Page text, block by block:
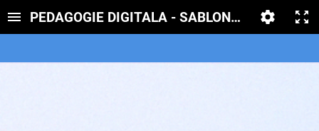
PEDAGOGIE DIGITALA - SABLON RED -